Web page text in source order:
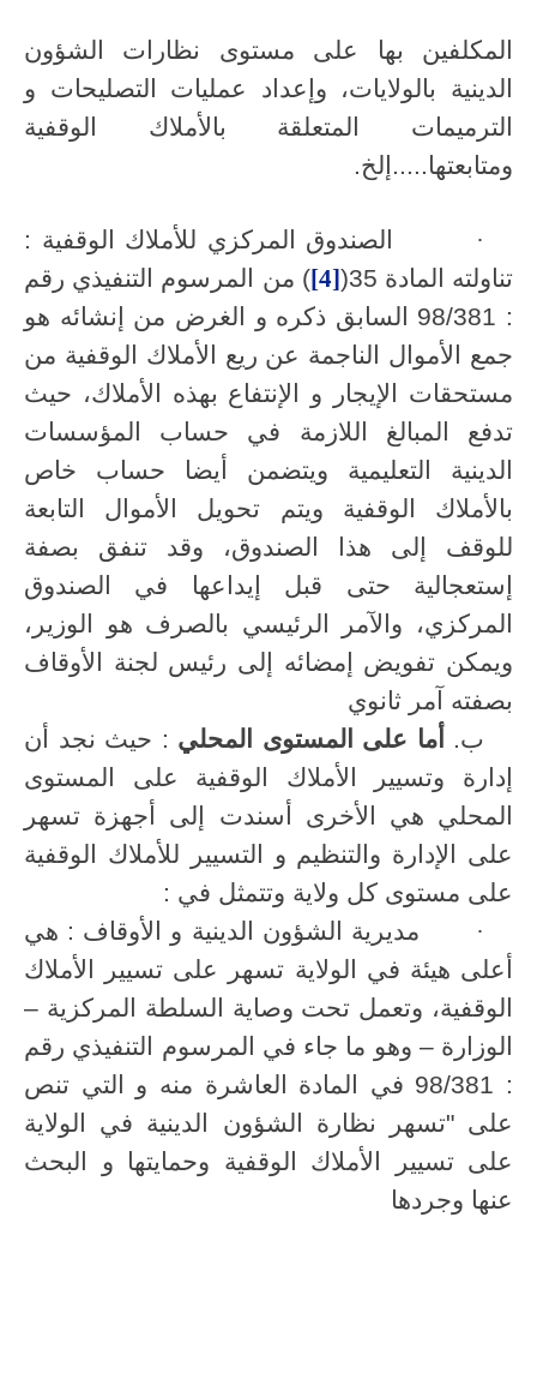
المكلفين بها على مستوى نظارات الشؤون
الدينية بالولايات، وإعداد عمليات التصليحات و
الترميمات المتعلقة بالأملاك الوقفية
ومتابعتها.....إلخ.
·
الصندوق المركزي للأملاك الوقفية :
تناولته المادة 35(
[4]) من المرسوم التنفيذي رقم
: 98/381 السابق ذكره و الغرض من إنشائه هو
جمع الأموال الناجمة عن ريع الأملاك الوقفية من
مستحقات الإيجار و الإنتفاع بهذه الأملاك، حيث
تدفع المبالغ اللازمة في حساب المؤسسات
الدينية التعليمية ويتضمن أيضا حساب خاص
بالأملاك الوقفية ويتم تحويل الأموال التابعة
للوقف إلى هذا الصندوق، وقد تنفق بصفة
إستعجالية حتى قبل إيداعها في الصندوق
المركزي، والآمر الرئيسي بالصرف هو الوزير،
ويمكن تفويض إمضائه إلى رئيس لجنة الأوقاف
بصفته آمر ثانوي
ب‌.
أما على المستوى المحلي : حيث نجد أن
إدارة وتسيير الأملاك الوقفية على المستوى
المحلي هي الأخرى أسندت إلى أجهزة تسهر
على الإدارة والتنظيم و التسيير للأملاك الوقفية
على مستوى كل ولاية وتتمثل في :
·
مديرية الشؤون الدينية و الأوقاف : هي
أعلى هيئة في الولاية تسهر على تسيير الأملاك
الوقفية، وتعمل تحت وصاية السلطة المركزية –
الوزارة – وهو ما جاء في المرسوم التنفيذي رقم
: 98/381 في المادة العاشرة منه و التي تنص
على "تسهر نظارة الشؤون الدينية في الولاية
على تسيير الأملاك الوقفية وحمايتها و البحث
عنها وجردها